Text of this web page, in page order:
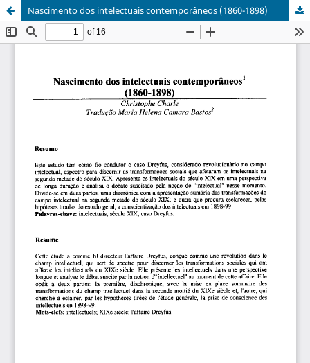
Nascimento dos intelectuais contemporâneos (1860-1898)